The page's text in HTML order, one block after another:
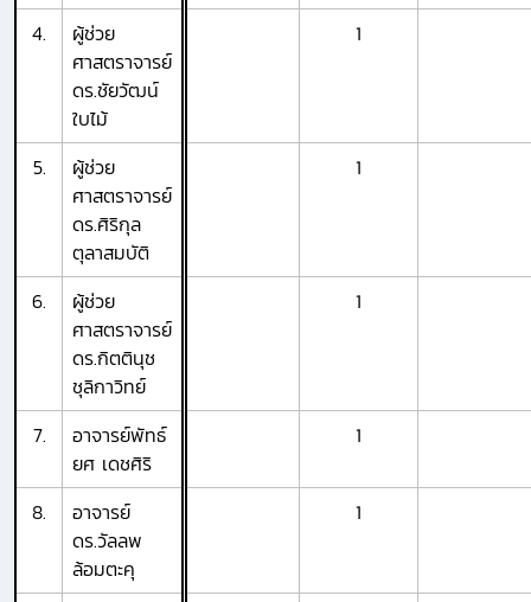
4.
ผู้ช่วย
ศาสตราจารย์
ดร.ชัยวัฒน์
ใบไม้
1
5.
ผู้ช่วย
ศาสตราจารย์
ดร.ศิริกุล
ตุลาสมบัติ
1
6.
ผู้ช่วย
ศาสตราจารย์
ดร.กิตตินุช
ชุลิกาวิทย์
1
7.
อาจารย์พัทธ์
ยศ เดชศิริ
1
8.
อาจารย์
ดร.วัลลพ
ล้อมตะคุ
1